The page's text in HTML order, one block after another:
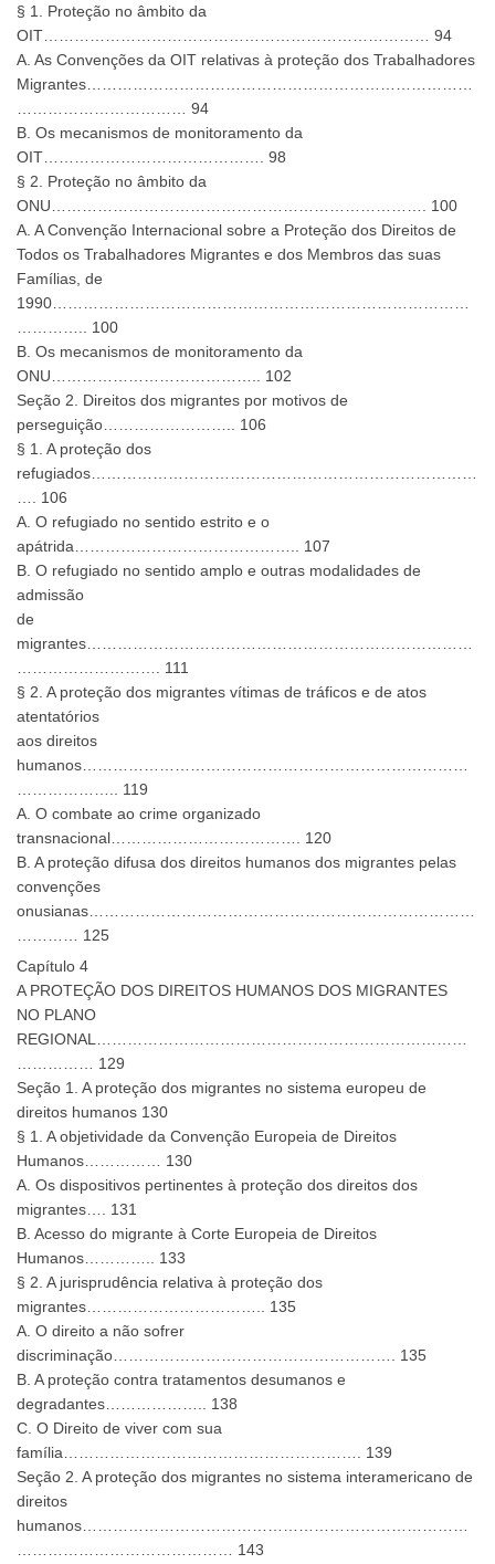
§ 1. Proteção no âmbito da
OIT………………………………………………………………… 94
A. As Convenções da OIT relativas à proteção dos Trabalhadores
Migrantes…………………………………………………………………
…………………………… 94
B. Os mecanismos de monitoramento da
OIT……………………………………. 98
§ 2. Proteção no âmbito da
ONU………………………………………………………………. 100
A. A Convenção Internacional sobre a Proteção dos Direitos de
Todos os Trabalhadores Migrantes e dos Membros das suas
Famílias, de
1990………………………………………………………………………
………….. 100
B. Os mecanismos de monitoramento da
ONU………………………………….. 102
Seção 2. Direitos dos migrantes por motivos de
perseguição…………………….. 106
§ 1. A proteção dos
refugiados…………………………………………………………………
…. 106
A. O refugiado no sentido estrito e o
apátrida…………………………………….. 107
B. O refugiado no sentido amplo e outras modalidades de
admissão
de
migrantes…………………………………………………………………
………………………. 111
§ 2. A proteção dos migrantes vítimas de tráficos e de atos
atentatórios
aos direitos
humanos…………………………………………………………………
……………….. 119
A. O combate ao crime organizado
transnacional………………………………. 120
B. A proteção difusa dos direitos humanos dos migrantes pelas
convenções
onusianas…………………………………………………………………
………… 125
Capítulo 4
A PROTEÇÃO DOS DIREITOS HUMANOS DOS MIGRANTES
NO PLANO
REGIONAL………………………………………………………………
…………… 129
Seção 1. A proteção dos migrantes no sistema europeu de
direitos humanos 130
§ 1. A objetividade da Convenção Europeia de Direitos
Humanos…………… 130
A. Os dispositivos pertinentes à proteção dos direitos dos
migrantes…. 131
B. Acesso do migrante à Corte Europeia de Direitos
Humanos………….. 133
§ 2. A jurisprudência relativa à proteção dos
migrantes…………………………….. 135
A. O direito a não sofrer
discriminação………………………………………………. 135
B. A proteção contra tratamentos desumanos e
degradantes……………….. 138
C. O Direito de viver com sua
família…………………………………………………. 139
Seção 2. A proteção dos migrantes no sistema interamericano de
direitos
humanos…………………………………………………………………
…………………………………… 143